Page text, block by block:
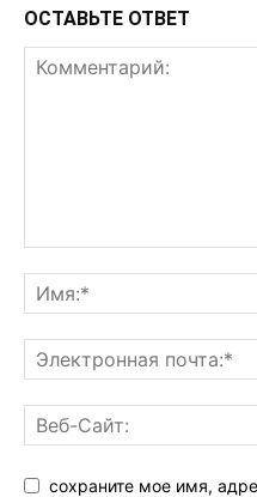
ОСТАВЬТЕ ОТВЕТ
сохраните мое имя,